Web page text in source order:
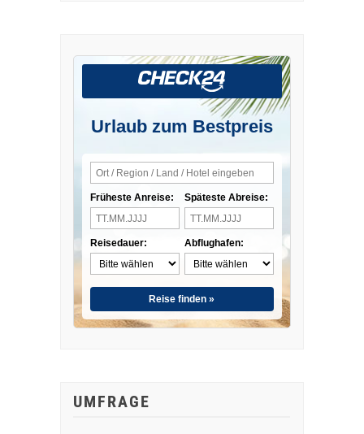
Urlaub zum Bestpreis
Früheste Anreise:
Reisedauer:
Späteste Abreise:
Abflughafen:
Reise finden »
UMFRAGE